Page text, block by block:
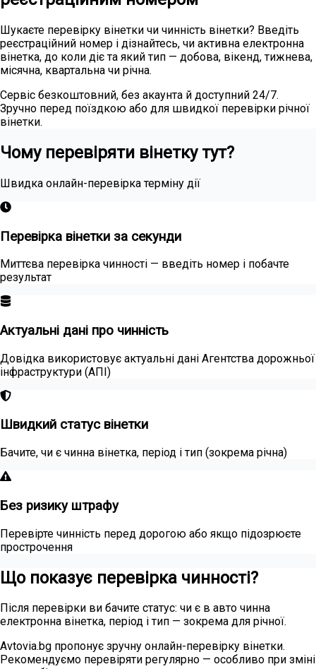
Шукаєте перевірку вінетки чи чинність вінетки? Введіть
реєстраційний номер і дізнайтесь, чи активна електронна
вінетка, до коли діє та який тип — добова, вікенд, тижнева,
місячна, квартальна чи річна.
Сервіс безкоштовний, без акаунта й доступний 24/7.
Зручно перед поїздкою або для швидкої перевірки річної
вінетки.
Чому перевіряти вінетку тут?
Швидка онлайн-перевірка терміну дії
Перевірка вінетки за секунди
Миттєва перевірка чинності — введіть номер і побачте
результат
Актуальні дані про чинність
Довідка використовує актуальні дані Агентства дорожньої
інфраструктури (АПІ)
Швидкий статус вінетки
Бачите, чи є чинна вінетка, період і тип (зокрема річна)
Без ризику штрафу
Перевірте чинність перед дорогою або якщо підозрюєте
прострочення
Що показує перевірка чинності?
Після перевірки ви бачите статус: чи є в авто чинна
електронна вінетка, період і тип — зокрема для річної.
Avtovia.bg пропонує зручну онлайн-перевірку вінетки.
Рекомендуємо перевіряти регулярно — особливо при зміні